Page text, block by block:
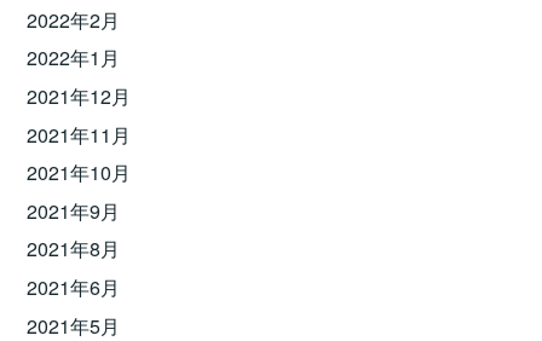
2022年2月
2022年1月
2021年12月
2021年11月
2021年10月
2021年9月
2021年8月
2021年6月
2021年5月